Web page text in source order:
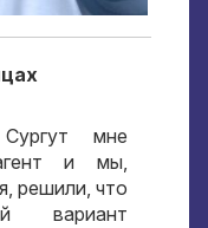
мне
и мы,
решили, что
вариант